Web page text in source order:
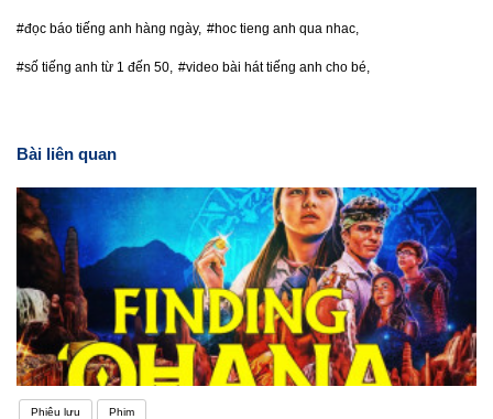
#đọc báo tiếng anh hàng ngày, #hoc tieng anh qua nhac,
#số tiếng anh từ 1 đến 50, #video bài hát tiếng anh cho bé,
Bài liên quan
Phiêu lưu Phim